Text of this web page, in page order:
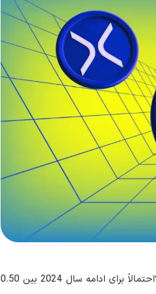
“احتمالاً برای ادامه سال 2024 بین 0.50